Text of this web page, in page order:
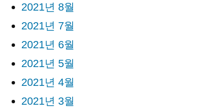
2021년 8월
2021년 7월
2021년 6월
2021년 5월
2021년 4월
2021년 3월